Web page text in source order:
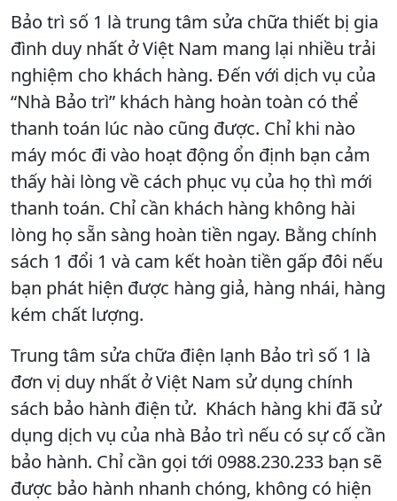
Bảo trì số 1 là trung tâm sửa chữa thiết bị gia
đình duy nhất ở Việt Nam mang lại nhiều trải
nghiệm cho khách hàng. Đến với dịch vụ của
“Nhà Bảo trì” khách hàng hoàn toàn có thể
thanh toán lúc nào cũng được. Chỉ khi nào
máy móc đi vào hoạt động ổn định bạn cảm
thấy hài lòng về cách phục vụ của họ thì mới
thanh toán. Chỉ cần khách hàng không hài
lòng họ sẵn sàng hoàn tiền ngay. Bằng chính
sách 1 đổi 1 và cam kết hoàn tiền gấp đôi nếu
bạn phát hiện được hàng giả, hàng nhái, hàng
kém chất lượng.
Trung tâm sửa chữa điện lạnh Bảo trì số 1 là
đơn vị duy nhất ở Việt Nam sử dụng chính
sách bảo hành điện tử. Khách hàng khi đã sử
dụng dịch vụ của nhà Bảo trì nếu có sự cố cần
bảo hành. Chỉ cần gọi tới 0988.230.233 bạn sẽ
được bảo hành nhanh chóng, không có hiện